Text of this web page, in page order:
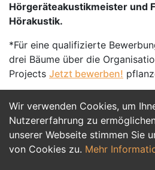
Wir verwenden Cookies, um
Nutzererfahrung zu
unserer Webseite stimmen Sie
von Cookies zu. Mehr
Hörgeräteakustikmeister und
Hörakustik.
*Für eine qualifizierte
drei Bäume über die
Projects Jetzt bewerben!
Jetzt